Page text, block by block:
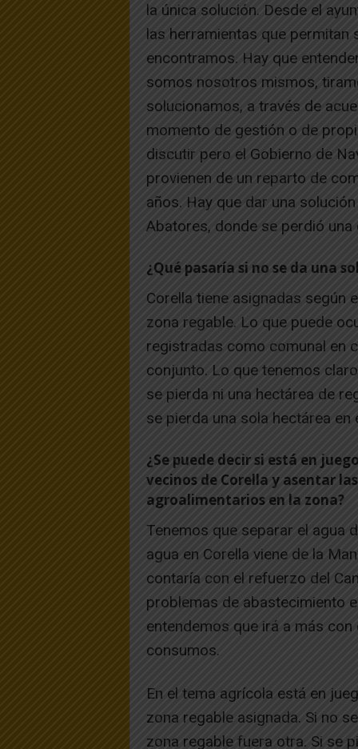
la única solución. Desde el
las herramientas que permitan
encontramos. Hay que
somos nosotros mismos,
solucionamos, a través de
momento de gestión o de
discutir pero el Gobierno de
provienen de un reparto de
años. Hay que dar una
Abatores, donde se perdió
¿Qué pasaría si no se da una
Corella tiene asignadas según
zona regable. Lo que puede
registradas como comunal en
conjunto. Lo que tenemos
se pierda ni una hectárea de
se pierda una sola hectárea en
¿Se puede decir si está en
vecinos de Corella y asentar
agroalimentarios en la zona?
Tenemos que separar el agua
agua en Corella viene de la
contaría con el refuerzo del
problemas de abastecimiento
entendemos que irá a más
consumos.
En el tema agrícola está en
zona regable asignada. Si no
zona regable fuera otra. Si se